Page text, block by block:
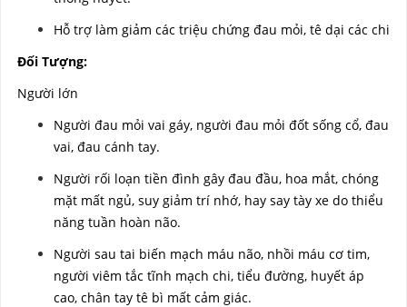
Hỗ trợ làm giảm các triệu chứng đau mỏi, tê dại các chi
Đối Tượng:
Người lớn
Người đau mỏi vai gáy, người đau mỏi đốt sống cổ, đau
vai, đau cánh tay.
Người rối loạn tiền đình gây đau đầu, hoa mắt, chóng
mặt mất ngủ, suy giảm trí nhớ, hay say tày xe do thiểu
năng tuần hoàn não.
Người sau tai biến mạch máu não, nhồi máu cơ tim,
người viêm tắc tĩnh mạch chi, tiểu đường, huyết áp
cao, chân tay tê bì mất cảm giác.